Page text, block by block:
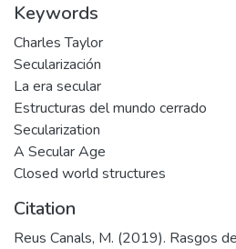
Keywords
Charles Taylor
Secularización
La era secular
Estructuras del mundo cerrado
Secularization
A Secular Age
Closed world structures
Citation
Reus Canals, M. (2019). Rasgos